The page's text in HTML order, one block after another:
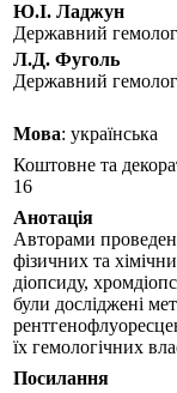
Ю.І. Ладжун
Державний
Л.Д. Фуголь
Державний
Мова: українська
Коштовне та
16
Анотація
Авторами
фізичних та
діопсиду,
були досліджені
їх гемологічних
Посилання